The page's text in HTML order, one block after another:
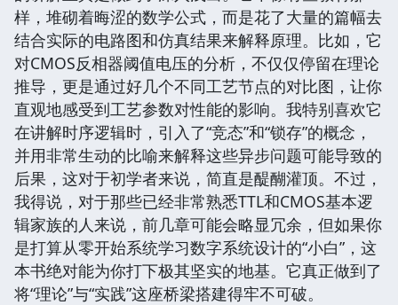
样，堆砌着晦涩的数学公式，而是花了大量的篇幅去
结合实际的电路图和仿真结果来解释原理。比如，它
对CMOS反相器阈值电压的分析，不仅仅停留在理论
推导，更是通过好几个不同工艺节点的对比图，让你
直观地感受到工艺参数对性能的影响。我特别喜欢它
在讲解时序逻辑时，引入了“竞态”和“锁存”的概念，
并用非常生动的比喻来解释这些异步问题可能导致的
后果，这对于初学者来说，简直是醍醐灌顶。不过，
我得说，对于那些已经非常熟悉TTL和CMOS基本逻
辑家族的人来说，前几章可能会略显冗余，但如果你
是打算从零开始系统学习数字系统设计的“小白”，这
本书绝对能为你打下极其坚实的地基。它真正做到了
将“理论”与“实践”这座桥梁搭建得牢不可破。